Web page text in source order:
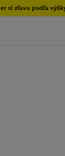
si zľavu podľa